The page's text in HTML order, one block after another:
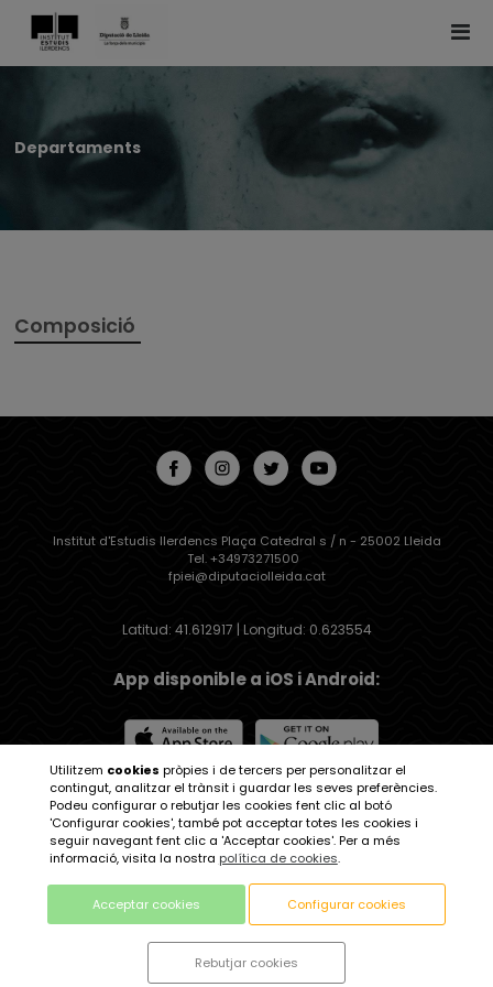
Departaments
Composició
Institut d'Estudis Ilerdencs Plaça Catedral s / n - 25002 Lleida
Tel. +34973271500
fpiei@diputaciolleida.cat
Latitud: 41.612917 | Longitud: 0.623554
App disponible a iOS i Android:
Institut d'Estudis Ilerdencs
Utilitzem cookies pròpies i de tercers per personalitzar el
contingut, analitzar el trànsit i guardar les seves preferències.
Podeu configurar o rebutjar les cookies fent clic al botó
'Configurar cookies', també pot acceptar totes les cookies i
seguir navegant fent clic a 'Acceptar cookies'. Per a més
informació, visita la nostra política de cookies.
Acceptar cookies Configurar cookies
Rebutjar cookies